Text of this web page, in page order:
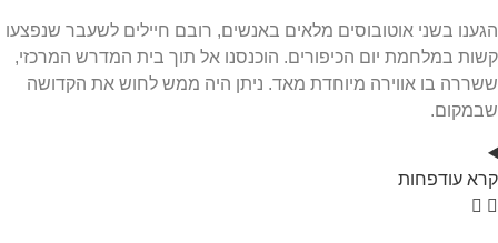
הגענו בשני אוטובוסים מלאים באנשים, רובם חיילים לשעבר שנפצעו
קשות במלחמת יום הכיפורים. הוכנסנו אל תוך בית המדרש המרכזי,
ששררה בו אווירה מיוחדת מאד. ניתן היה ממש לחוש את הקדושה
שבמקום.
קרא עודפחות